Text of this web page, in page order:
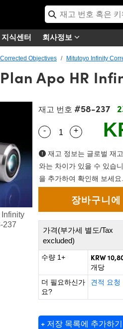
지식센터 회사정보
Corrected Objectives Mitutoyo Infinity
Apo HR
237
재고 번호 #58-237
Quantity Selector
- Use the plus
+
재고 정보는 글로벌 재
와는 차이가 있을 수 있습
을 추가하여 확인해 보세요.
가격(부가세 별도/Tax
excluded)
수량 1+ KRW
개당
더 필요하신가
요?
견적 요청
+ 저장 목록에 추가하기